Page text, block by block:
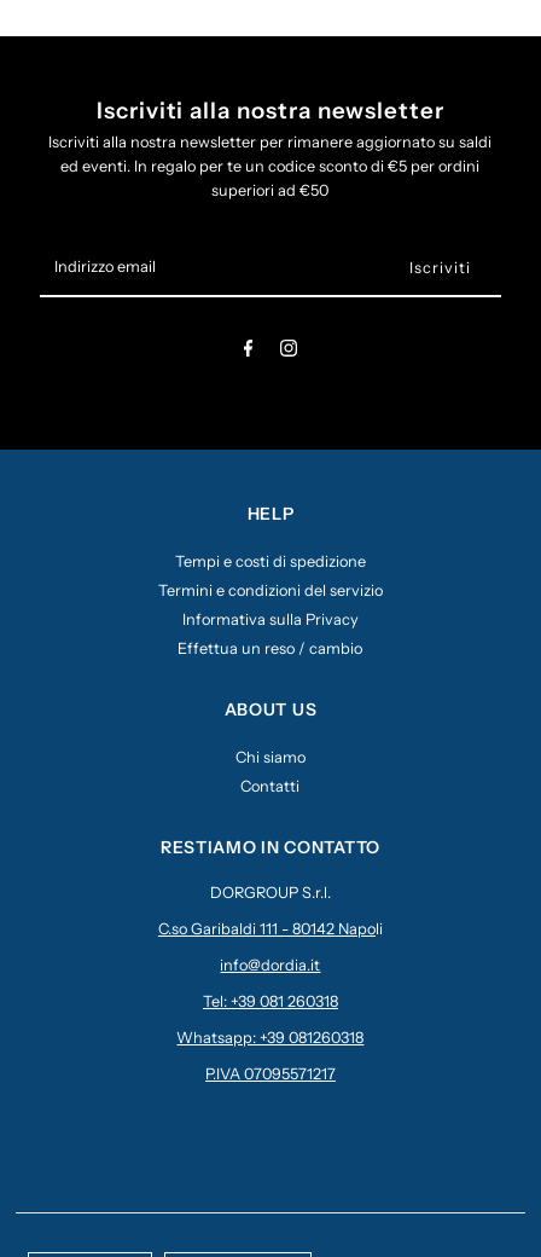
Iscriviti alla nostra newsletter
Iscriviti alla nostra newsletter per rimanere aggiornato su saldi
ed eventi. In regalo per te un codice sconto di €5 per ordini
superiori ad €50
email
HELP
Tempi e costi di spedizione
Termini e condizioni del servizio
Informativa sulla Privacy
Effettua un reso / cambio
ABOUT US
Chi siamo
Contatti
RESTIAMO IN CONTATTO
DORGROUP S.r.l.
C.so Garibaldi 111 - 80142 Napoli
info@dordia.it
Tel: +39 081 260318
Whatsapp: +39 081260318
P.IVA 07095571217